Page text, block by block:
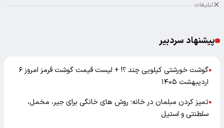
تبلیغات
پیشنهاد سردبیر
●
گوشت خورشتی کیلویی چند ؟! + لیست قیمت گوشت قرمز امروز ۶
اردیبهشت ۱۴۰۵
●تمیز کردن مبلمان در خانه؛ روش های خانگی برای جیر، مخمل،
سلطنتی و استیل